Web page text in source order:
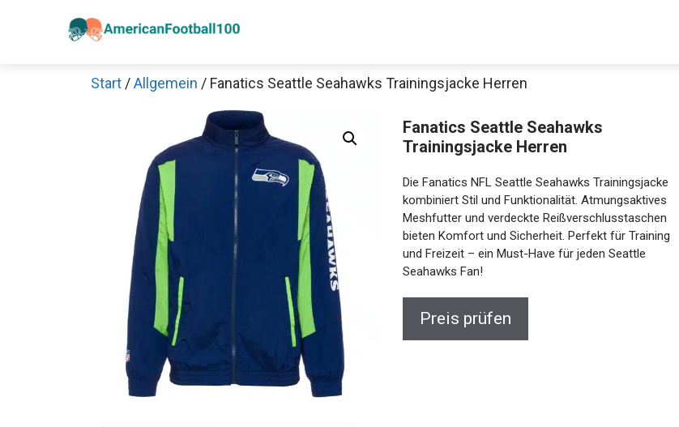
Start /Allgemein / Fanatics Seattle Seahawks Trainingsjacke Herren
Fanatics Seattle Seahawks
Trainingsjacke Herren
Die Fanatics NFL Seattle Seahawks Trainingsjacke
kombiniert Stil und Funktionalität. Atmungsaktives
Meshfutter und verdeckte Reißverschlusstaschen
bieten Komfort und Sicherheit. Perfekt für Training
und Freizeit – ein Must-Have für jeden Seattle
Seahawks Fan!
Preis prüfen
Jetzt anschauen